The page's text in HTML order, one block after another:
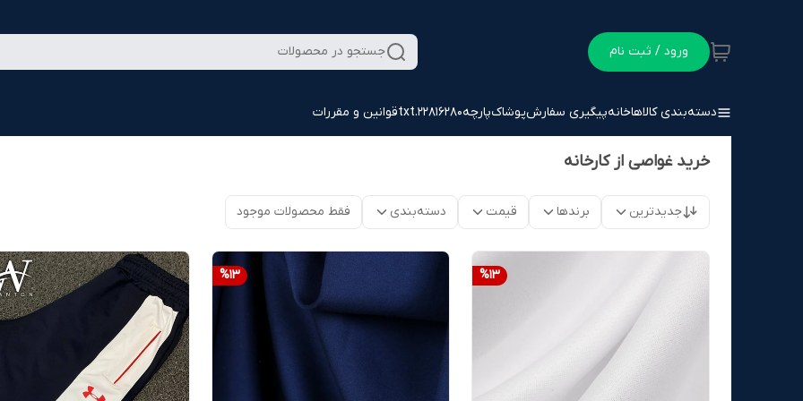
ورود / ثبت نام جستجو در محصولات
دسته‌بندی کالاهاخانهپیگیری سفارشپوشاکپارچه22816280.txt قوانین و مقررات
خرید غواصی از کارخانه
جدیدترین برندها قیمت دسته‌بندی فقط محصولات موجود
%13
%13